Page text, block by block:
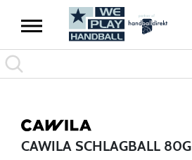
CAWILA SCHLAGBALL 80G